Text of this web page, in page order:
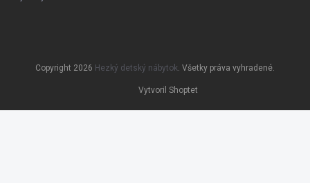
Vytvoril Shoptet
Copyright 2026 Hezký detský nábytok. Všetky práva vyhradené.